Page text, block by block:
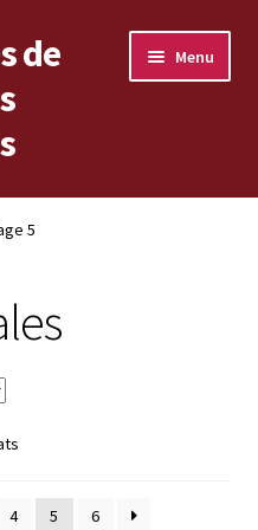
de
Menu
5
Trié
plus
récent
4 5 6